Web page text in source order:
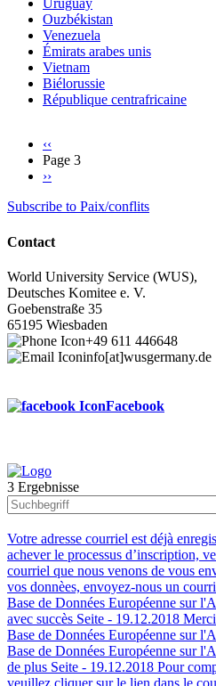
Uruguay
Ouzbékistan
Venezuela
Émirats arabes unis
Vietnam
Biélorussie
République centrafricaine
Pagination
Previous
page
‹‹
Page 3
Next
››
Subscribe to Paix/conflits
Contact
World University Service (WUS),
Deutsches Komitee e. V.
Goebenstraße 35
65195 Wiesbaden
+49 611 446648
info[at]wusgermany.de
Facebook
Footer
menu
3 Ergebnisse
Votre adresse courriel est déjà
achever le processus d’inscription,
courriel que nous venons de vous
vos donnèes, envoyez-nous un
Base de Données Européenne sur
avec succès Seite - 19.12.2018
Base de Données Européenne sur
Base de Données Européenne sur
de plus Seite - 19.12.2018 Pour